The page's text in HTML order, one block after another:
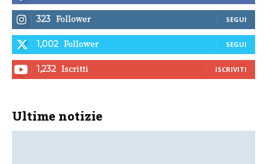
323 Follower SEGUI
1,002 Follower SEGUI
1,232 Iscritti ISCRIVITI
Ultime notizie